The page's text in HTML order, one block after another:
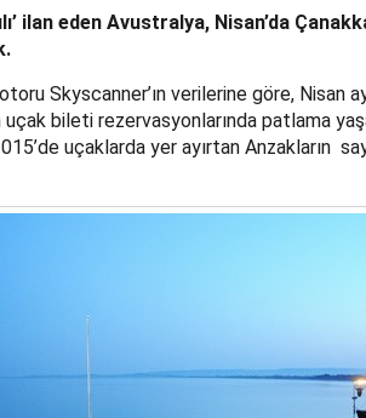
AYJET’TE 137. DÖNEM MEZUNİYETİ
ilan eden Avustralya, Nisan’da
Skyscanner’ın verilerine göre, Nisan
uçak bileti rezervasyonlarında patlama
uçaklarda yer ayırtan Anzakların